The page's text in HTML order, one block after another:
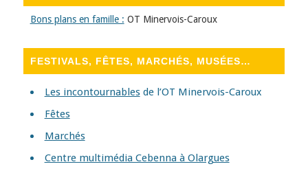
Bons plans en famille : OT Minervois-Caroux
FESTIVALS, FÊTES, MARCHÉS, MUSÉES…
Les incontournablesde l’OT Minervois-Caroux
Fêtes
Marchés
Centre multimédia Cebenna à Olargues